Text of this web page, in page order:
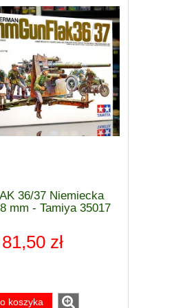
36/37 Niemiecka
mm - Tamiya 35017
81,50 zł
koszyka